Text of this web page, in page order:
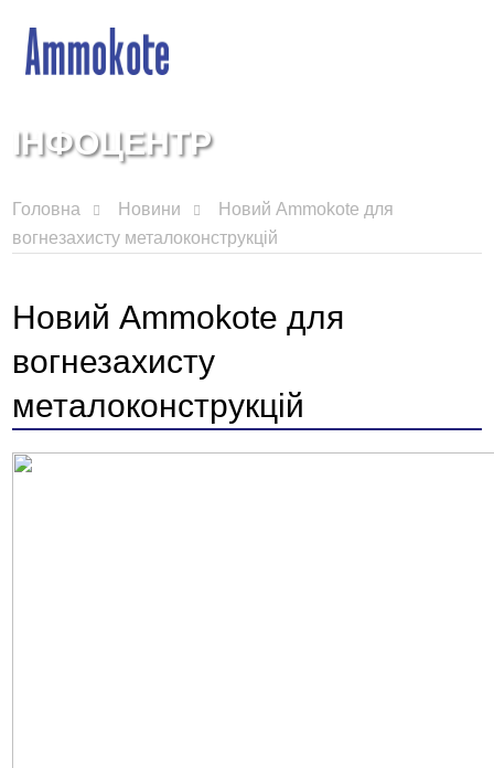
ІНФОЦЕНТР
Головна Новини
Новий Ammokote для
вогнезахисту металоконструкцій
Новий Ammokote для
вогнезахисту
металоконструкцій